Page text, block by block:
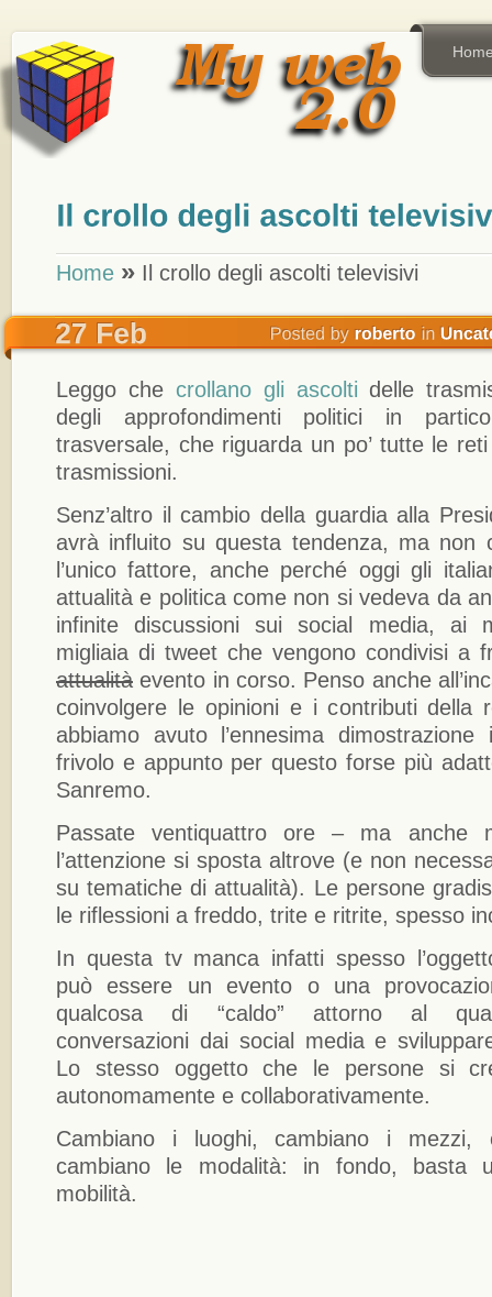
Home » Il crollo degli ascolti televisivi
Leggo che crollano gli ascolti delle
degli approfondimenti politici in
trasversale, che riguarda un po’ tutte le
trasmissioni.
Senz’altro il cambio della guardia alla
avrà influito su questa tendenza, ma non
l’unico fattore, anche perché oggi gli
attualità e politica come non si vedeva da
infinite discussioni sui social media, ai
migliaia di tweet che vengono condivisi a
attualità evento in corso. Penso anche
coinvolgere le opinioni e i contributi della
abbiamo avuto l’ennesima
frivolo e appunto per questo forse più
Sanremo.
Passate ventiquattro ore – ma anche
l’attenzione si sposta altrove (e non
su tematiche di attualità). Le persone
le riflessioni a freddo, trite e ritrite, spesso
In questa tv manca infatti spesso
può essere un evento o una
qualcosa di “caldo” attorno al
conversazioni dai social media e
Lo stesso oggetto che le persone si
autonomamente e collaborativamente.
Cambiano i luoghi, cambiano i mezzi,
cambiano le modalità: in fondo, basta
mobilità.